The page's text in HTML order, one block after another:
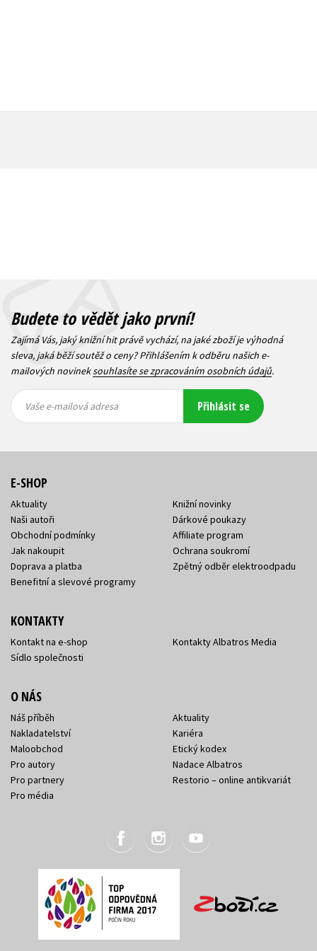
Budete to vědět jako první!
Zajímá Vás, jaký knižní hit právě vychází, na jaké zboží je výhodná
sleva, jaká běží soutěž o ceny? Přihlášením k odběru našich e-
mailových novineksouhlasíte se zpracováním osobních údajů.
mailová
mailová
Vaše e-mailová adresa Přihlásit se
E-SHOP
Aktuality
Naši autoři
Obchodní podmínky
Jak nakoupit
Doprava a platba
Benefitní a slevové programy
Knižní novinky
Dárkové poukazy
Affiliate program
Ochrana soukromí
Zpětný odběr elektroodpadu
KONTAKTY
Kontakt na e-shop
Sídlo společnosti
Kontakty Albatros Media
O NÁS
Náš příběh
Nakladatelství
Maloobchod
Pro autory
Pro partnery
Pro média
Aktuality
Kariéra
Etický kodex
Nadace Albatros
Restorio – online antikvariát